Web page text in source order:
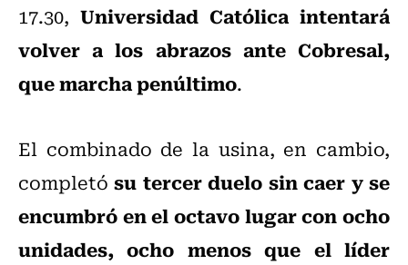
17.30, Universidad Católica intentará
volver a los abrazos ante Cobresal,
que marcha penúltimo.
El combinado de la usina, en cambio,
completósu tercer duelo sin caer y se
encumbró en el octavo lugar con ocho
unidades, ocho menos que el líder